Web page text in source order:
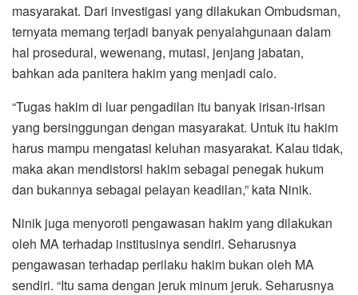
masyarakat. Dari investigasi yang dilakukan Ombudsman,
ternyata memang terjadi banyak penyalahgunaan dalam
hal prosedural, wewenang, mutasi, jenjang jabatan,
bahkan ada panitera hakim yang menjadi calo.
“Tugas hakim di luar pengadilan itu banyak irisan-irisan
yang bersinggungan dengan masyarakat. Untuk itu hakim
harus mampu mengatasi keluhan masyarakat. Kalau tidak,
maka akan mendistorsi hakim sebagai penegak hukum
dan bukannya sebagai pelayan keadilan,” kata Ninik.
Ninik juga menyoroti pengawasan hakim yang dilakukan
oleh MA terhadap institusinya sendiri. Seharusnya
pengawasan terhadap perilaku hakim bukan oleh MA
sendiri. “Itu sama dengan jeruk minum jeruk. Seharusnya